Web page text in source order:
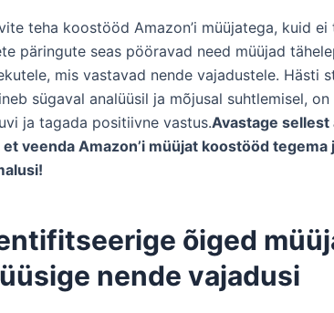
teha koostööd Amazon’i müüjatega, kuid
päringute seas pööravad need müüjad
mis vastavad nende vajadustele. Hästi
sügaval analüüsil ja mõjusal suhtlemisel,
ja tagada positiivne vastus.Avastage
et veenda Amazon’i müüjat koostööd
õiged
nende vajadusi